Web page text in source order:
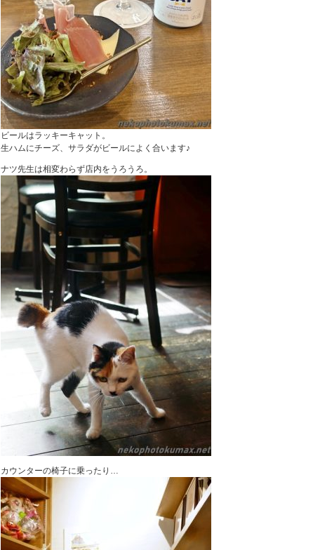
ビールはラッキーキャット。
生ハムにチーズ、サラダがビールによく合います♪
ナツ先生は相変わらず店内をうろうろ。
カウンターの椅子に乗ったり…